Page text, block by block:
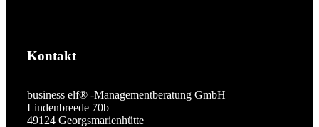
Kontakt
business elf® -Managementberatung GmbH
Lindenbreede 70b
49124 Georgsmarienhütte